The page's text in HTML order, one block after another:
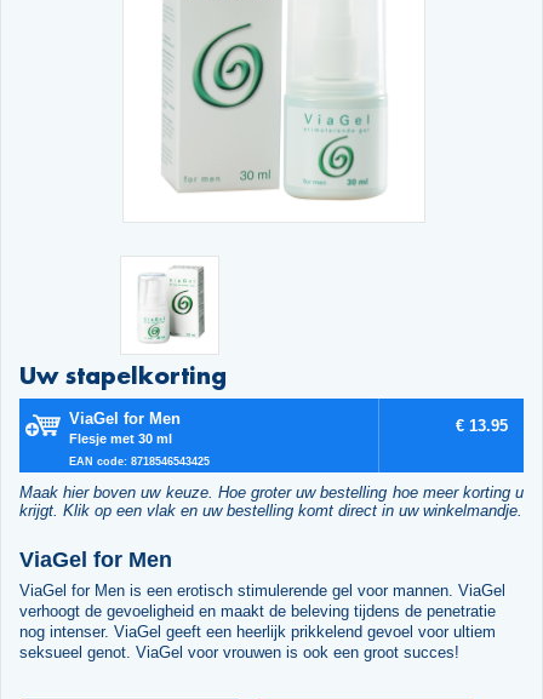
Uw stapelkorting
ViaGel for Men
Flesje met 30 ml
EAN code: 8718546543425
€ 13.95
Maak hier boven uw keuze. Hoe groter uw bestelling hoe meer korting u
krijgt. Klik op een vlak en uw bestelling komt direct in uw winkelmandje.
ViaGel for Men
ViaGel for Men is een erotisch stimulerende gel voor mannen. ViaGel
verhoogt de gevoeligheid en maakt de beleving tijdens de penetratie
nog intenser. ViaGel geeft een heerlijk prikkelend gevoel voor ultiem
seksueel genot. ViaGel voor vrouwen is ook een groot succes!